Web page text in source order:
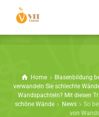
Home
Blasenbildung
verwandeln Sie schlechte
Wandspachteln? Mit diesen
schöne Wände
News
So
von